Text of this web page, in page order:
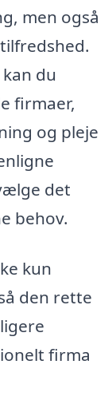
men også
du
firmaer,
og pleje
det
behov.
kun
den rette
firma